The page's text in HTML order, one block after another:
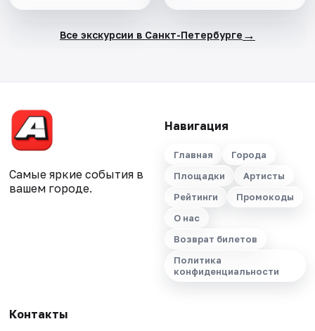
Все экскурсии в Санкт-Петербурге →
Самые яркие события в
вашем городе.
Навигация
Главная
Города
Площадки
Артисты
Рейтинги
Промокоды
О нас
Возврат билетов
Политика
конфиденциальности
Контакты